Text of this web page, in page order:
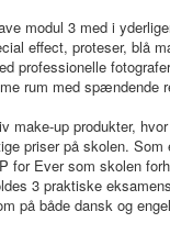
modul 3 med i
effect, proteser, blå
professionelle
rum med spændende
make-up produkter,
priser på skolen.
for Ever som skolen
3 praktiske
på både dansk og